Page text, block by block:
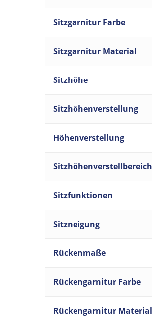
Sitzgarnitur Farbe
Sitzgarnitur Material
Sitzhöhe
Sitzhöhenverstellung
Höhenverstellung
Sitzhöhenverstellbereich
Sitzfunktionen
Sitzneigung
Rückenmaße
Rückengarnitur Farbe
Rückengarnitur Material